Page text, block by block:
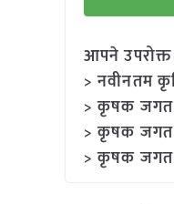
आपने
> नवीनतम
> कृषक जगत
> कृषक जगत
> कृषक जगत